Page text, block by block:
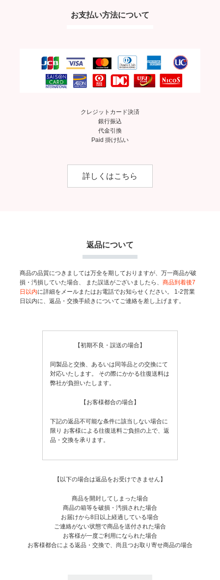
お支払い方法について
クレジットカード決済
銀行振込
代金引換
Paid 掛け払い
詳しくはこちら
返品について
商品の品質につきましては万全を期しておりますが、万一商品が破
損・汚損していた場合、
また誤送がございましたら、商品到着後7
日以内に詳細をメールまたはお電話でお知らせください。
1-2営業
日以内に、返品・交換手続きについてご連絡を差し上げます。
【初期不良・誤送の場合】
同製品と交換、あるいは同等品との交換にて
対応いたします。
その際にかかる往復送料は
弊社が負担いたします。
【お客様都合の場合】
下記の返品不可能な条件に該当しない場合に
限り お客様による往復送料ご負担の上で、返
品・交換を承ります。
【以下の場合は返品をお受けできません】
商品を開封してしまった場合
商品の箱等を破損・汚損された場合
お届けから8日以上経過している場合
ご連絡がない状態で商品を送付された場合
お客様が一度ご利用になられた場合
お客様都合による返品・交換で、尚且つお取り寄せ商品の場合